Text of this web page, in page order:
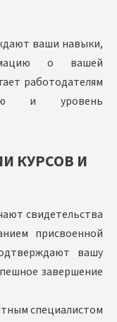
ваши навыки,
о вашей
работодателям
и уровень
КУРСОВ И
свидетельства
присвоенной
вашу
завершение
специалистом